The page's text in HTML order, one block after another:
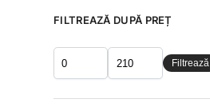
FILTREAZĂ DUPĂ PREȚ
Filtrează